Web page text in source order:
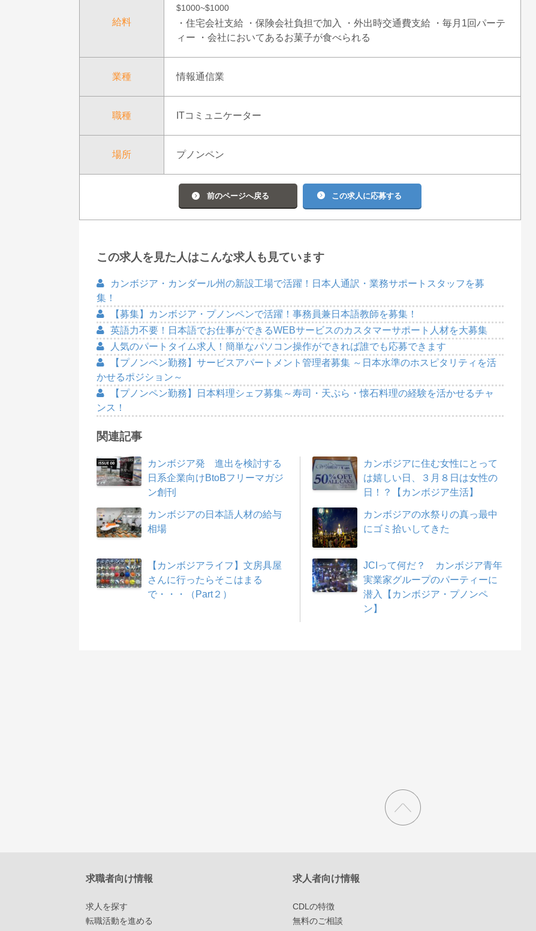
給料
$1000~$1000
・住宅会社支給 ・保険会社負担で加入 ・外出時交通費支給 ・毎月1回パーテ
ィー ・会社においてあるお菓子が食べられる
業種 情報通信業
職種 ITコミュニケーター
場所 プノンペン
前のページへ戻る この求人に応募する
この求人を見た人はこんな求人も見ています
カンボジア・カンダール州の新設工場で活躍！日本人通訳・業務サポートスタッフを募
集！
【募集】カンボジア・プノンペンで活躍！事務員兼日本語教師を募集！
英語力不要！日本語でお仕事ができるWEBサービスのカスタマーサポート人材を大募集
人気のパートタイム求人！簡単なパソコン操作ができれば誰でも応募できます
【プノンペン勤務】サービスアパートメント管理者募集 ～日本水準のホスピタリティを活
かせるポジション～
【プノンペン勤務】日本料理シェフ募集～寿司・天ぷら・懐石料理の経験を活かせるチャ
ンス！
関連記事
カンボジア発 進出を検討する
日系企業向けBtoBフリーマガジ
ン創刊
カンボジアの日本語人材の給与
相場
【カンボジアライフ】文房具屋
さんに行ったらそこはまる
で・・・（Part２）
カンボジアに住む女性にとって
は嬉しい日、３月８日は女性の
日！？【カンボジア生活】
カンボジアの水祭りの真っ最中
にゴミ拾いしてきた
JCIって何だ？ カンボジア青年
実業家グループのパーティーに
潜入【カンボジア・プノンペ
ン】
求職者向け情報
求人を探す
転職活動を進める
求人者向け情報
CDLの特徴
無料のご相談